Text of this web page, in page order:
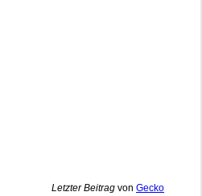
Letzter Beitrag von Gecko